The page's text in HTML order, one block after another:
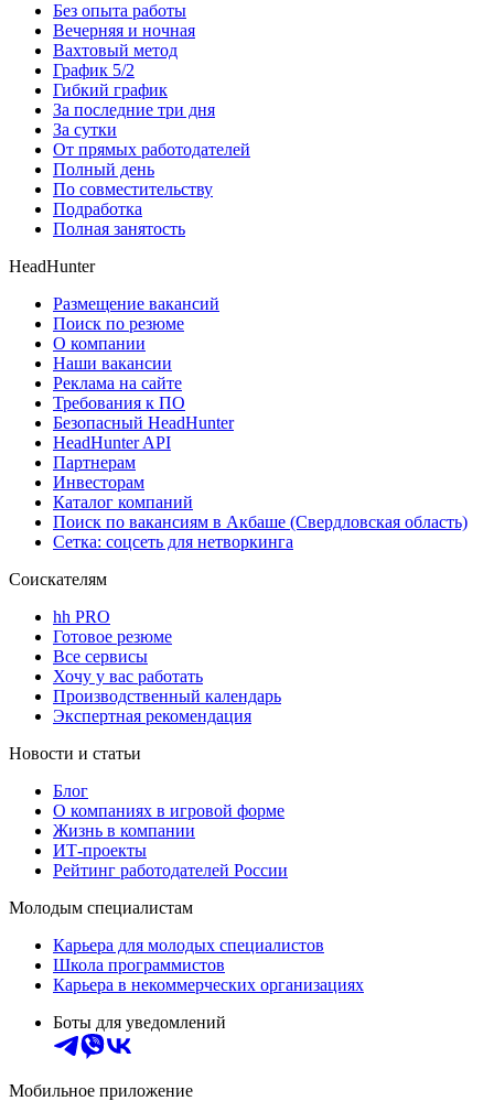
Без опыта работы
Вечерняя и ночная
Вахтовый метод
График 5/2
Гибкий график
За последние три дня
За сутки
От прямых работодателей
Полный день
По совместительству
Подработка
Полная занятость
HeadHunter
Размещение вакансий
Поиск по резюме
О компании
Наши вакансии
Реклама на сайте
Требования к ПО
Безопасный HeadHunter
HeadHunter API
Партнерам
Инвесторам
Каталог компаний
Поиск по вакансиям в Акбаше (Свердловская область)
Сетка: соцсеть для нетворкинга
Соискателям
hh PRO
Готовое резюме
Все сервисы
Хочу у вас работать
Производственный календарь
Экспертная рекомендация
Новости и статьи
Блог
О компаниях в игровой форме
Жизнь в компании
ИТ-проекты
Рейтинг работодателей России
Молодым специалистам
Карьера для молодых специалистов
Школа программистов
Карьера в некоммерческих организациях
Боты для уведомлений
Мобильное приложение